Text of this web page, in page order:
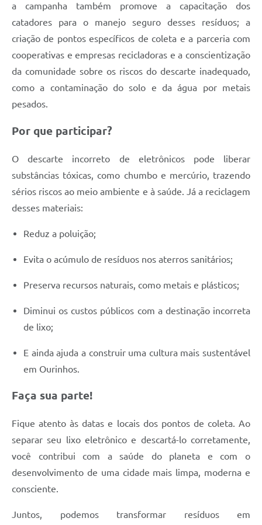
a campanha também promove a capacitação dos
catadores para o manejo seguro desses resíduos; a
criação de pontos específicos de coleta e a parceria com
cooperativas e empresas recicladoras e a conscientização
da comunidade sobre os riscos do descarte inadequado,
como a contaminação do solo e da água por metais
pesados.
Por que participar?
O descarte incorreto de eletrônicos pode liberar
substâncias tóxicas, como chumbo e mercúrio, trazendo
sérios riscos ao meio ambiente e à saúde. Já a reciclagem
desses materiais:
Reduz a poluição;
Evita o acúmulo de resíduos nos aterros sanitários;
Preserva recursos naturais, como metais e plásticos;
Diminui os custos públicos com a destinação incorreta
de lixo;
E ainda ajuda a construir uma cultura mais sustentável
em Ourinhos.
Faça sua parte!
Fique atento às datas e locais dos pontos de coleta. Ao
separar seu lixo eletrônico e descartá-lo corretamente,
você contribui com a saúde do planeta e com o
desenvolvimento de uma cidade mais limpa, moderna e
consciente.
Juntos, podemos transformar resíduos em